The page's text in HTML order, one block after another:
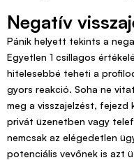
Negatív
Pánik helyett tekints a
Egyetlen 1 csillagos
hitelesebbé teheti a
gyors reakció. Soha ne
meg a visszajelzést,
privát üzenetben vagy
nemcsak az elégedetlen
potenciális vevőnek is azt